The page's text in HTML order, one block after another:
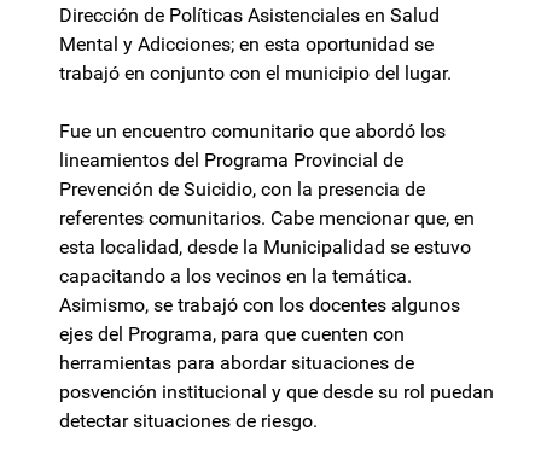
Dirección de Políticas Asistenciales en Salud
Mental y Adicciones; en esta oportunidad se
trabajó en conjunto con el municipio del lugar.
Fue un encuentro comunitario que abordó los
lineamientos del Programa Provincial de
Prevención de Suicidio, con la presencia de
referentes comunitarios. Cabe mencionar que, en
esta localidad, desde la Municipalidad se estuvo
capacitando a los vecinos en la temática.
Asimismo, se trabajó con los docentes algunos
ejes del Programa, para que cuenten con
herramientas para abordar situaciones de
posvención institucional y que desde su rol puedan
detectar situaciones de riesgo.